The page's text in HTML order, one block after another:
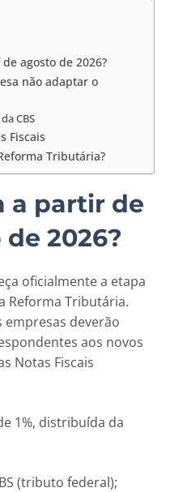
agosto de 2026?
não adaptar o
CBS
Fiscais
Tributária?
a partir de
de 2026?
oficialmente a etapa
Reforma Tributária.
empresas deverão
aos novos
Notas Fiscais
1%, distribuída da
(tributo federal);